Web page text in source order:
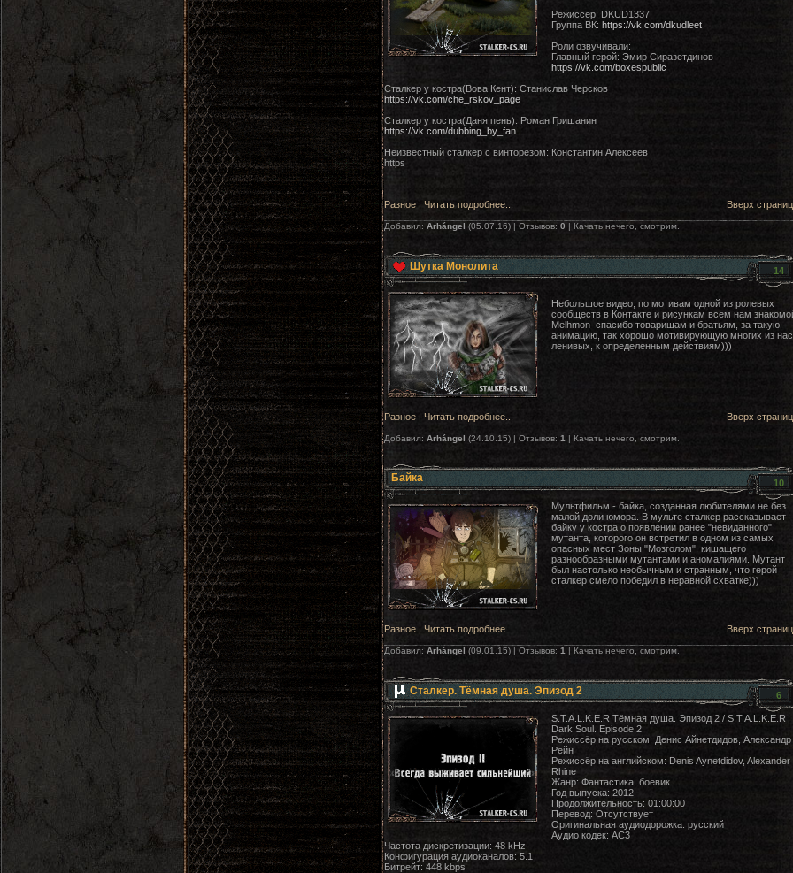
Режиссер: DKUD1337
Группа ВК: https://vk.com/dkudleet
Роли озвучивали:
Главный герой: Эмир Сиразетдинов
https://vk.com/boxespublic
Сталкер у костра(Вова Кент): Станислав Черсков
https://vk.com/che_rskov_page
Сталкер у костра(Даня пень): Роман Гришанин
https://vk.com/dubbing_by_fan
Неизвестный сталкер с винторезом: Константин Алексеев
https
Вверх
Разное| Читать подробнее...
Добавил: Arhángеl (05.07.16) | Отзывов: 0 | Качать нечего, смотрим.
Шутка Монолита 14
Небольшое видео, по мотивам одной из ролевых
сообществ в Контакте и рисункам всем нам
Melhmon спасибо товарищам и братьям, за такую
анимацию, так хорошо мотивирующую многих из
ленивых, к определенным действиям)))
Вверх
Разное| Читать подробнее...
Добавил: Arhángеl (24.10.15) | Отзывов: 1 | Качать нечего, смотрим.
Байка 10
Мультфильм - байка, созданная любителями не без
малой доли юмора. В мульте сталкер рассказывает
байку у костра о появлении ранее "невиданного"
мутанта, которого он встретил в одном из самых
опасных мест Зоны "Мозголом", кишащего
разнообразными мутантами и аномалиями. Мутант
был настолько необычным и странным, что герой
сталкер смело победил в неравной схватке)))
Вверх
Разное| Читать подробнее...
Добавил: Arhángеl (09.01.15) | Отзывов: 1 | Качать нечего, смотрим.
Сталкер. Тёмная душа. Эпизод 2 6
S.T.A.L.K.E.R Тёмная душа. Эпизод 2 / S.T.A.L.K.E.R
Dark Soul. Episode 2
Режиссёр на русском: Денис Айнетдидов, Александр
Рейн
Режиссёр на английском: Denis Aynetdidov, Alexander
Rhine
Жанр: Фантастика, боевик
Год выпуска: 2012
Продолжительность: 01:00:00
Перевод: Отсутствует
Оригинальная аудиодорожка: русский
Аудио кодек: AC3
Частота дискретизации: 48 kHz
Конфигурация аудиоканалов: 5.1
Битрейт: 448 kbps